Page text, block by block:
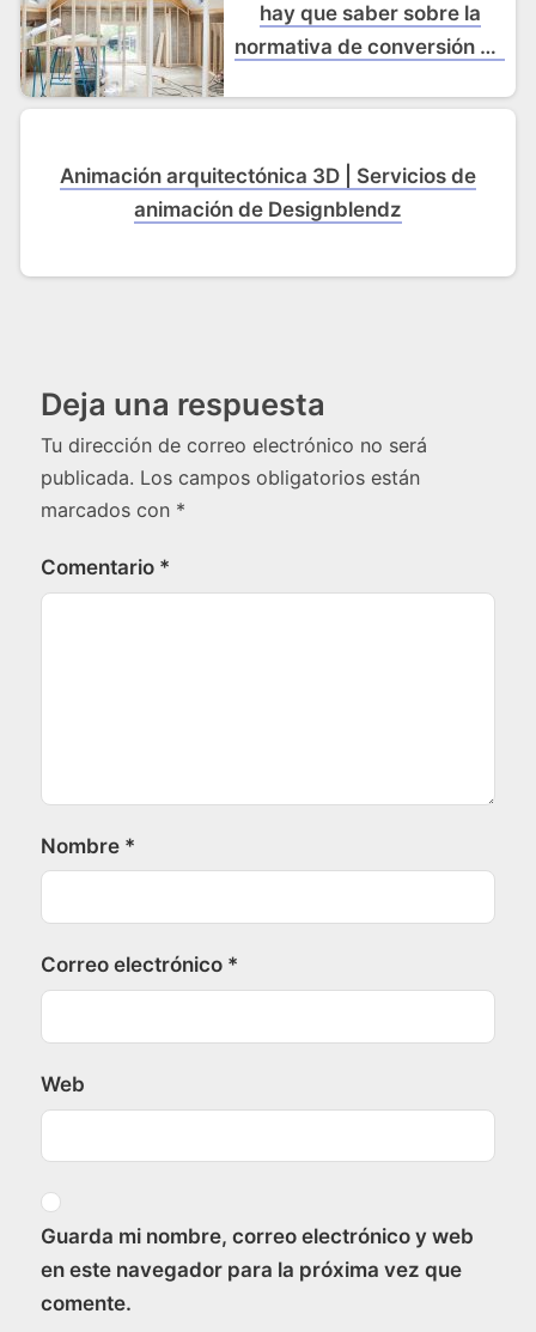
hay que saber sobre la
normativa de conversión de
Animación arquitectónica 3D | Servicios de
animación de Designblendz
Deja una respuesta
Tu dirección de correo electrónico no será
publicada. Los campos obligatorios están
marcados con *
Comentario *
Nombre *
Correo electrónico *
Web
Guarda mi nombre, correo electrónico y web
en este navegador para la próxima vez que
comente.